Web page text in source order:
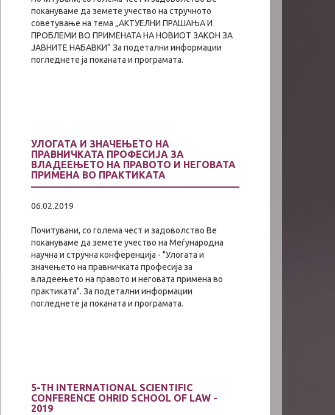
покануваме да земете учество на стручното
советување на тема „АКТУЕЛНИ ПРАШАЊА И
ПРОБЛЕМИ ВО ПРИМЕНАТА НА НОВИОТ ЗАКОН ЗА
ЈАВНИТЕ НАБАВКИ“ За подетални информации
погледнете ја поканата и програмата.
УЛОГАТА И ЗНАЧЕЊЕТО НА
ПРАВНИЧКАТА ПРОФЕСИЈА ЗА
ВЛАДЕЕЊЕТО НА ПРАВОТО И НЕГОВАТА
ПРИМЕНА ВО ПРАКТИКАТА
06.02.2019
Почитувани, со голема чест и задoволство Ве
покануваме да земете учество на Меѓународна
научна и стручна конференција - "Улогата и
значењето на правничката професија за
владеењето на правото и неговата примена во
практиката". За подетални информации
погледнете ја поканата и програмата.
5-TH INTERNATIONAL SCIENTIFIC
CONFERENCE OHRID SCHOOL OF LAW -
2019